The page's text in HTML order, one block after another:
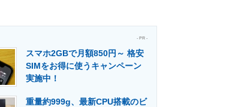
マーケ×ITの今がよく分かる
- PR -
スマホ2GBで月額850円～ 格安
SIMをお得に使うキャンペーン
実施中！
重量約999g、最新CPU搭載のビ